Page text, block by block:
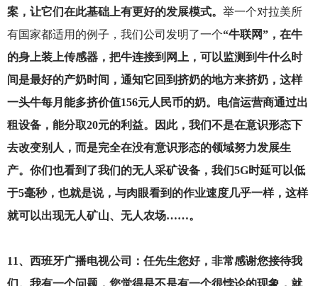
案，让它们在此基础上有更好的发展模式。 举一个对拉美所
有国家都适用的例子，我们公司发明了一个“牛联网”，在牛
的身上装上传感器，把牛连接到网上，可以监测到牛什么时
间是最好的产奶时间，通知它回到挤奶的地方来挤奶，这样
一头牛每月能多挤价值156元人民币的奶。电信运营商通过出
租设备，能分取20元的利益。因此，我们不是在意识形态下
去改变别人，而是完全在没有意识形态的领域努力发展生
产。你们也看到了我们的无人采矿设备，我们5G时延可以低
于5毫秒，也就是说，与肉眼看到的作业速度几乎一样，这样
就可以出现无人矿山、无人农场……。
11、西班牙广播电视公司：任先生您好，非常感谢您接待我
们。我有一个问题，您觉得是不是有一个很悖论的现象，就